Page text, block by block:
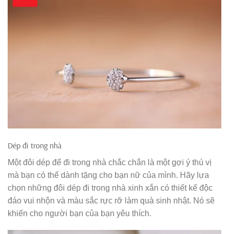
Dép đi trong nhà
Một đôi dép để đi trong nhà chắc chắn là một gợi ý thú vị
mà bạn có thể dành tặng cho bạn nữ của mình. Hãy lựa
chọn những đôi dép đi trong nhà xinh xắn có thiết kế độc
đáo vui nhộn và màu sắc rực rỡ làm quà sinh nhật. Nó sẽ
khiến cho người bạn của bạn yêu thích.